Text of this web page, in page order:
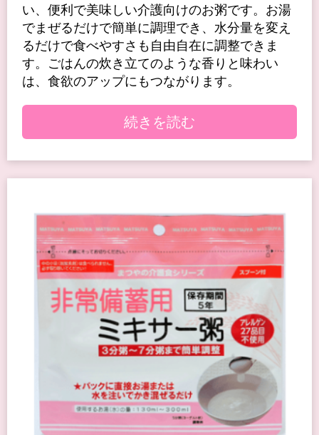
い、便利で美味しい介護向けのお粥です。お湯
でまぜるだけで簡単に調理でき、水分量を変え
るだけで食べやすさも自由自在に調整できま
す。ごはんの炊き立てのような香りと味わい
は、食欲のアップにもつながります。
続きを読む